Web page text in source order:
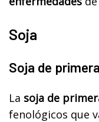
Soja
Soja de primera
La soja de
fenológicos que